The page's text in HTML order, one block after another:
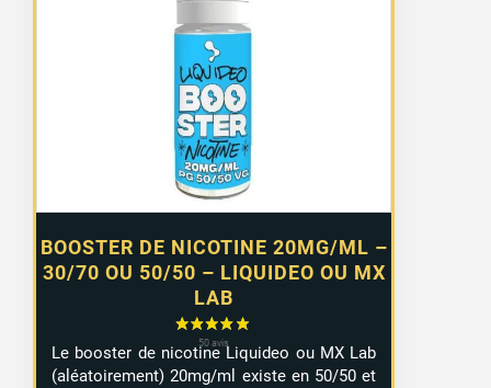
BOOSTER DE NICOTINE 20MG/ML –
30/70 OU 50/50 – LIQUIDEO OU MX
LAB
prix :
0,99 €
à
7,99 €
Le booster de nicotine Liquideo ou MX Lab
(aléatoirement) 20mg/ml existe en 50/50 et